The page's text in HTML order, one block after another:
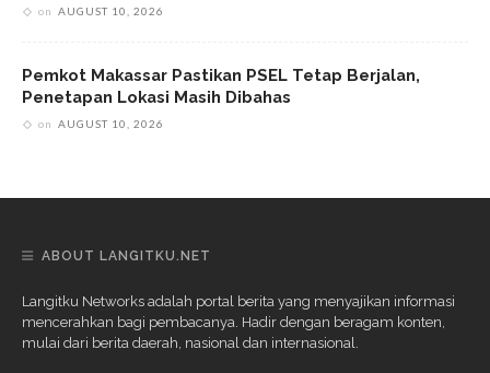
on AUGUST 10, 2026
Pemkot Makassar Pastikan PSEL Tetap Berjalan,
Penetapan Lokasi Masih Dibahas
on AUGUST 10, 2026
ABOUT LANGITKU.NET
Langitku Networks adalah portal berita yang menyajikan informasi
mencerahkan bagi pembacanya. Hadir dengan beragam konten,
mulai dari berita daerah, nasional dan internasional.